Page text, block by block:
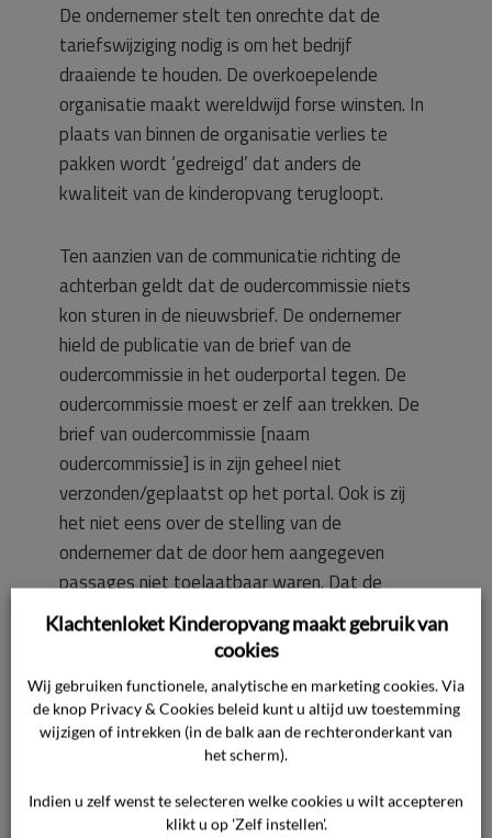
De ondernemer stelt ten onrechte dat de
tariefswijziging nodig is om het bedrijf
draaiende te houden. De overkoepelende
organisatie maakt wereldwijd forse winsten. In
plaats van binnen de organisatie verlies te
pakken wordt ‘gedreigd’ dat anders de
kwaliteit van de kinderopvang terugloopt.
Ten aanzien van de communicatie richting de
achterban geldt dat de oudercommissie niets
kon sturen in de nieuwsbrief. De ondernemer
hield de publicatie van de brief van de
oudercommissie in het ouderportal tegen. De
oudercommissie moest er zelf aan trekken. De
brief van oudercommissie [naam
oudercommissie] is in zijn geheel niet
verzonden/geplaatst op het portal. Ook is zij
het niet eens over de stelling van de
ondernemer dat de door hem aangegeven
passages niet toelaatbaar waren. Dat de
ondernemer überhaupt iets op te merken heeft
over de nieuwsbrief klopt in haar ogen niet. Dit
De ondernemer mag de brief niet eens lezen,
laat staan becommentariëren.
Standpunt van de ondernemer
De ondernemer heeft zijn standpunt schriftelijk
Klachtenloket Kinderopvang maakt gebruik van
cookies
Wij gebruiken functionele, analytische en marketing cookies. Via
de knop Privacy & Cookies beleid kunt u altijd uw toestemming
wijzigen of intrekken (in de balk aan de rechteronderkant van
het scherm).
Indien u zelf wenst te selecteren welke cookies u wilt accepteren
klikt u op 'Zelf instellen'.